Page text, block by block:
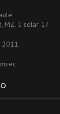
MZ. 1 solar 17
2011